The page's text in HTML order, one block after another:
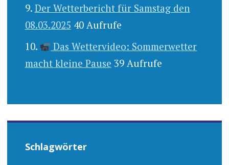
Der Wetterbericht für Samstag den
08.03.2025 40 Aufrufe
Das Wettervideo: Sommerwetter
macht kleine Pause 39 Aufrufe
Schlagwörter